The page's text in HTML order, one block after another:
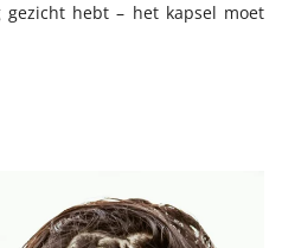
hebt – het kapsel moet